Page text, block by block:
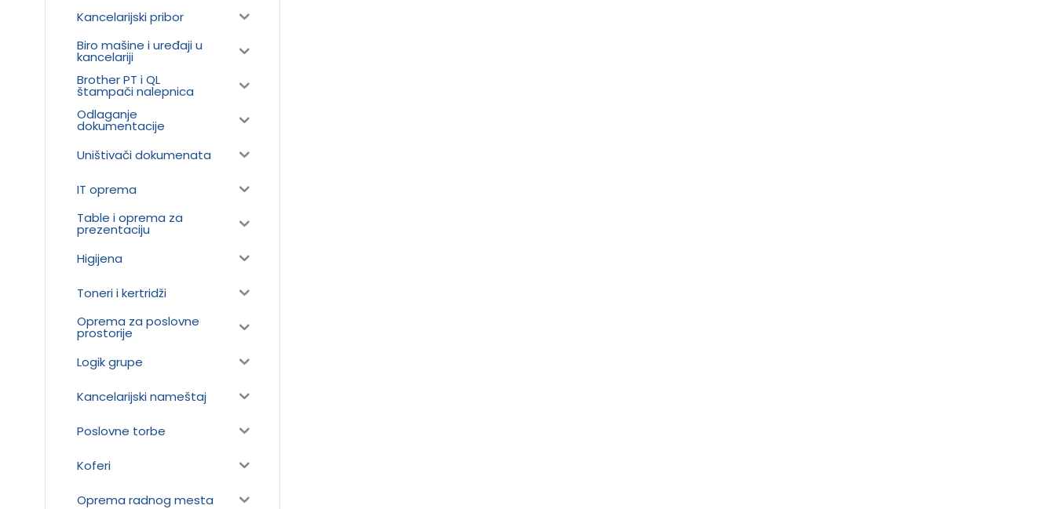
Kancelarijski pribor
Biro mašine i uređaji u
kancelariji
Brother PT i QL
štampači nalepnica
Odlaganje
dokumentacije
Uništivači dokumenata
IT oprema
Table i oprema za
prezentaciju
Higijena
Toneri i kertridži
Oprema za poslovne
prostorije
Logik grupe
Kancelarijski nameštaj
Poslovne torbe
Koferi
Oprema radnog mesta